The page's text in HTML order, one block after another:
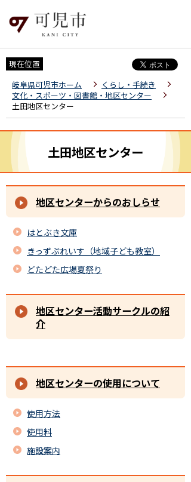
現在位置
岐阜県可児市ホーム
くらし・手続き
文化・スポーツ・図書館・地区センター
土田地区センター
土田地区センター
地区センターからのおしらせ
はとぶき文庫
きっずぷれいす（地域子ども教室）
どたどた広場夏祭り
地区センター活動サークルの紹
介
地区センターの使用について
使用方法
使用料
施設案内